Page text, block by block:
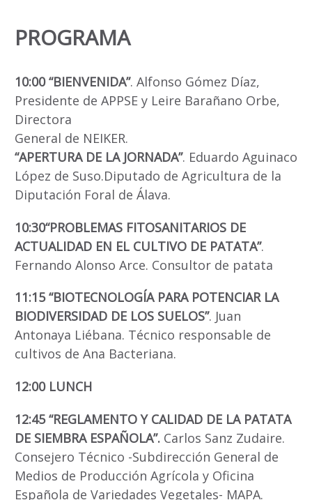
PROGRAMA
10:00 “BIENVENIDA”. Alfonso Gómez Díaz,
Presidente de APPSE y Leire Barañano Orbe,
Directora
General de NEIKER.
“APERTURA DE LA JORNADA”. Eduardo Aguinaco
López de Suso.Diputado de Agricultura de la
Diputación Foral de Álava.
10:30“PROBLEMAS FITOSANITARIOS DE
ACTUALIDAD EN EL CULTIVO DE PATATA”.
Fernando Alonso Arce. Consultor de patata
11:15 “BIOTECNOLOGÍA PARA POTENCIAR LA
BIODIVERSIDAD DE LOS SUELOS”. Juan
Antonaya Liébana. Técnico responsable de
cultivos de Ana Bacteriana.
12:00 LUNCH
12:45 “REGLAMENTO Y CALIDAD DE LA PATATA
DE SIEMBRA ESPAÑOLA”. Carlos Sanz Zudaire.
Consejero Técnico -Subdirección General de
Medios de Producción Agrícola y Oficina
Española de Variedades Vegetales- MAPA.